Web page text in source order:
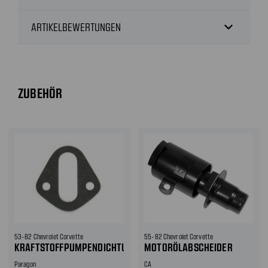
ARTIKELBEWERTUNGEN expand_more
ZUBEHÖR
53-82 Chevrolet Corvette
KRAFTSTOFFPUMPENDICHTUNG
Paragon
55-82 Chevrolet Corvette
MOTORÖLABSCHEIDER
CA